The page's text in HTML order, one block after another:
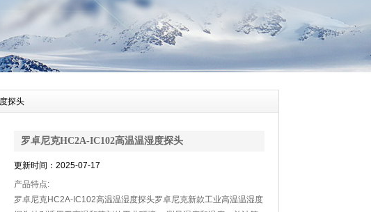
探头
罗卓尼克HC2A-IC102高温温湿度探头
更新时间：2025-07-17
产品特点:
罗卓尼克HC2A-IC102高温温湿度探头罗卓尼克新款工业高温温湿度